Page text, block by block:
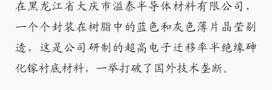
在黑龙江省大庆市溢泰半导体材料有限公司，
一个个封装在树脂中的蓝色和灰色薄片晶莹剔
透，这是公司研制的超高电子迁移率半绝缘砷
化镓衬底材料，一举打破了国外技术垄断。